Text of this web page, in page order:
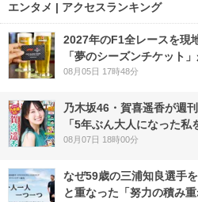
エンタメ | アクセスランキング
2027年のF1全レースを現
「夢のシーズンチケット
08月05日 17時48分
乃木坂46・賀喜遥香が週
「5年ぶん大人になった私
08月07日 18時00分
なぜ59歳の三浦知良選手
と重なった「努力の積み重